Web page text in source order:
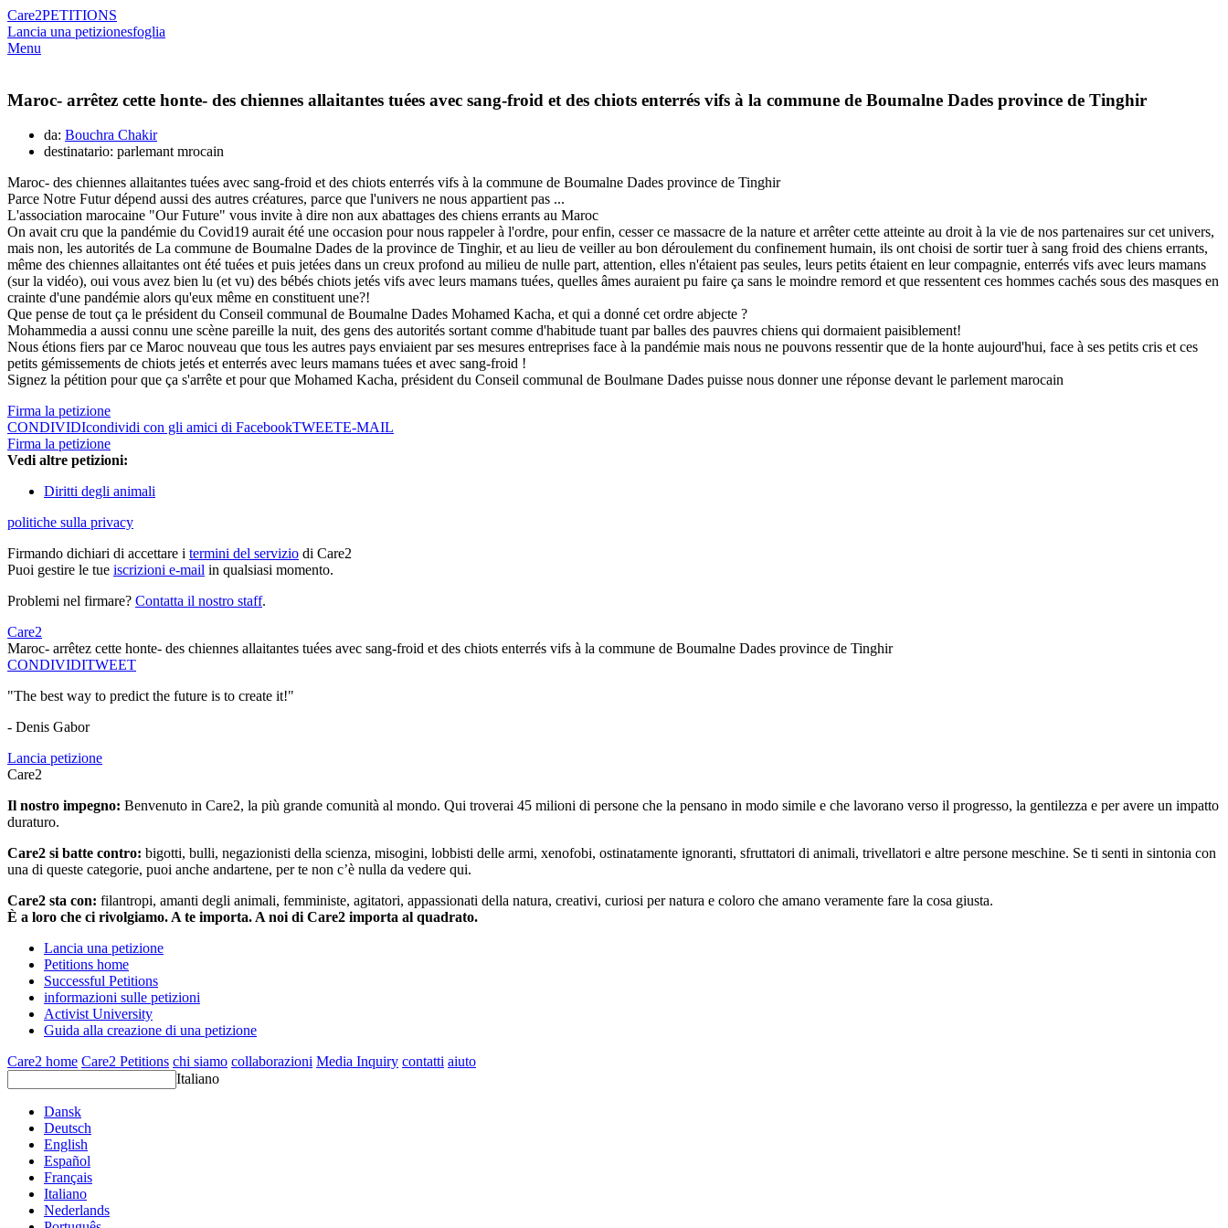
Care2PETITIONS
Lancia una petizionesfoglia
Menu
Maroc- arrêtez cette honte- des chiennes allaitantes tuées avec sang-froid et des chiots enterrés vifs à la commune de Boumalne Dades province de Tinghir
da: Bouchra Chakir
destinatario: parlemant mrocain
Maroc- des chiennes allaitantes tuées avec sang-froid et des chiots enterrés vifs à la commune de Boumalne Dades province de Tinghir
Parce Notre Futur dépend aussi des autres créatures, parce que l'univers ne nous appartient pas ...
L'association marocaine "Our Future" vous invite à dire non aux abattages des chiens errants au Maroc
On avait cru que la pandémie du Covid19 aurait été une occasion pour nous rappeler à l'ordre, pour enfin, cesser ce massacre de la nature et arrêter cette atteinte au droit à la vie de nos partenaires sur cet univers,
mais non, les autorités de La commune de Boumalne Dades de la province de Tinghir, et au lieu de veiller au bon déroulement du confinement humain, ils ont choisi de sortir tuer à sang froid des chiens errants,
même des chiennes allaitantes ont été tuées et puis jetées dans un creux profond au milieu de nulle part, attention, elles n'étaient pas seules, leurs petits étaient en leur compagnie, enterrés vifs avec leurs mamans
(sur la vidéo), oui vous avez bien lu (et vu) des bébés chiots jetés vifs avec leurs mamans tuées, quelles âmes auraient pu faire ça sans le moindre remord et que ressentent ces hommes cachés sous des masques en
crainte d'une pandémie alors qu'eux même en constituent une?!
Que pense de tout ça le président du Conseil communal de Boumalne Dades Mohamed Kacha, et qui a donné cet ordre abjecte ?
Mohammedia a aussi connu une scène pareille la nuit, des gens des autorités sortant comme d'habitude tuant par balles des pauvres chiens qui dormaient paisiblement!
Nous étions fiers par ce Maroc nouveau que tous les autres pays enviaient par ses mesures entreprises face à la pandémie mais nous ne pouvons ressentir que de la honte aujourd'hui, face à ses petits cris et ces
petits gémissements de chiots jetés et enterrés avec leurs mamans tuées et avec sang-froid !
Signez la pétition pour que ça s'arrête et pour que Mohamed Kacha, président du Conseil communal de Boulmane Dades puisse nous donner une réponse devant le parlement marocain
Firma la petizione
CONDIVIDIcondividi con gli amici di FacebookTWEETE-MAIL
Firma la petizione
Vedi altre petizioni:
Diritti degli animali
politiche sulla privacy
Firmando dichiari di accettare i termini del servizio di Care2
Puoi gestire le tue iscrizioni e-mail in qualsiasi momento.
Problemi nel firmare? Contatta il nostro staff.
Care2
Maroc- arrêtez cette honte- des chiennes allaitantes tuées avec sang-froid et des chiots enterrés vifs à la commune de Boumalne Dades province de Tinghir
CONDIVIDITWEET
"The best way to predict the future is to create it!"
- Denis Gabor
Lancia petizione
Care2
Il nostro impegno: Benvenuto in Care2, la più grande comunità al mondo. Qui troverai 45 milioni di persone che la pensano in modo simile e che lavorano verso il progresso, la gentilezza e per avere un impatto
duraturo.
Care2 si batte contro: bigotti, bulli, negazionisti della scienza, misogini, lobbisti delle armi, xenofobi, ostinatamente ignoranti, sfruttatori di animali, trivellatori e altre persone meschine. Se ti senti in sintonia con
una di queste categorie, puoi anche andartene, per te non c’è nulla da vedere qui.
Care2 sta con: filantropi, amanti degli animali, femministe, agitatori, appassionati della natura, creativi, curiosi per natura e coloro che amano veramente fare la cosa giusta.
È a loro che ci rivolgiamo. A te importa. A noi di Care2 importa al quadrato.
Lancia una petizione
Petitions home
Successful Petitions
informazioni sulle petizioni
Activist University
Guida alla creazione di una petizione
Care2 home Care2 Petitions chi siamo collaborazioni Media Inquiry contatti aiuto
Italiano
Dansk
Deutsch
English
Español
Français
Italiano
Nederlands